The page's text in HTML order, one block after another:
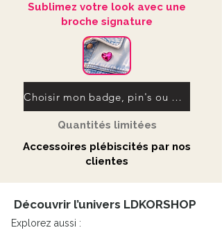
lavage, sans jamais pâlir ni se
déformer.
Porté ouvert sur un maillot à la
plage, noué à la taille en terrasse ou
glissé sur une robe légère le soir, il
apporte cette touche graphique et
précieuse qui fait toute la différence.
Une pièce unique, créée et peinte à
la main dans l'atelier LDKORSHOP à
Dimensions :
Longueur 127 cm
Sublimez votre look avec une
broche signature
Choisir mon badge, pin's ou ma broche signature
Quantités limitées
Accessoires plébiscités par nos
clientes
Découvrir l’univers LDKORSHOP
Explorez aussi :